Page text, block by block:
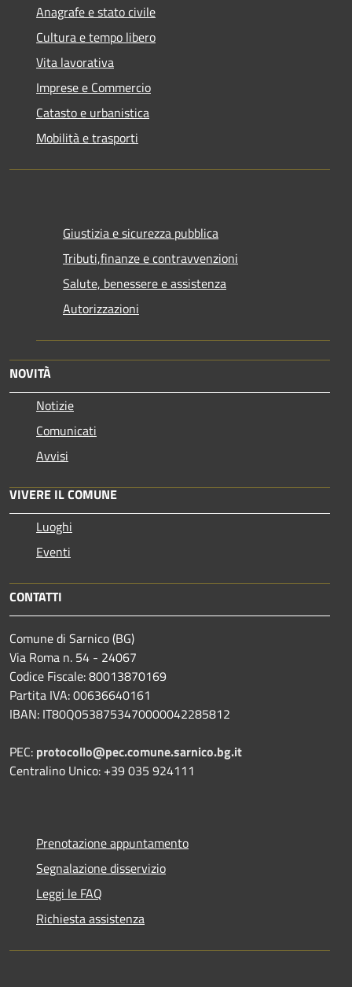
Anagrafe e stato civile
Cultura e tempo libero
Vita lavorativa
Imprese e Commercio
Catasto e urbanistica
Mobilità e trasporti
Giustizia e sicurezza pubblica
Tributi,finanze e contravvenzioni
Salute, benessere e assistenza
Autorizzazioni
NOVITÀ
Notizie
Comunicati
Avvisi
VIVERE IL COMUNE
Luoghi
Eventi
CONTATTI
Comune di Sarnico (BG)
Via Roma n. 54 - 24067
Codice Fiscale: 80013870169
Partita IVA: 00636640161
IBAN: IT80Q0538753470000042285812
PEC: protocollo@pec.comune.sarnico.bg.it
Centralino Unico: +39 035 924111
Prenotazione appuntamento
Segnalazione disservizio
Leggi le FAQ
Richiesta assistenza